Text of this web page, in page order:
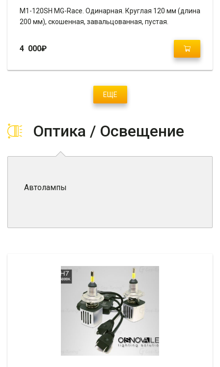
M1-120SH MG-Race. Одинарная. Круглая 120 мм (длина
200 мм), скошенная, завальцованная, пустая.
4 000₽
ЕЩЕ
Оптика / Освещение
Автолампы